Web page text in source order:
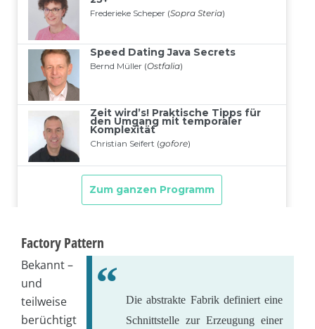
Factory Pattern
Die abstrakte Fabrik definiert eine
Schnittstelle zur Erzeugung einer
Bekannt –
und
teilweise
berüchtigt